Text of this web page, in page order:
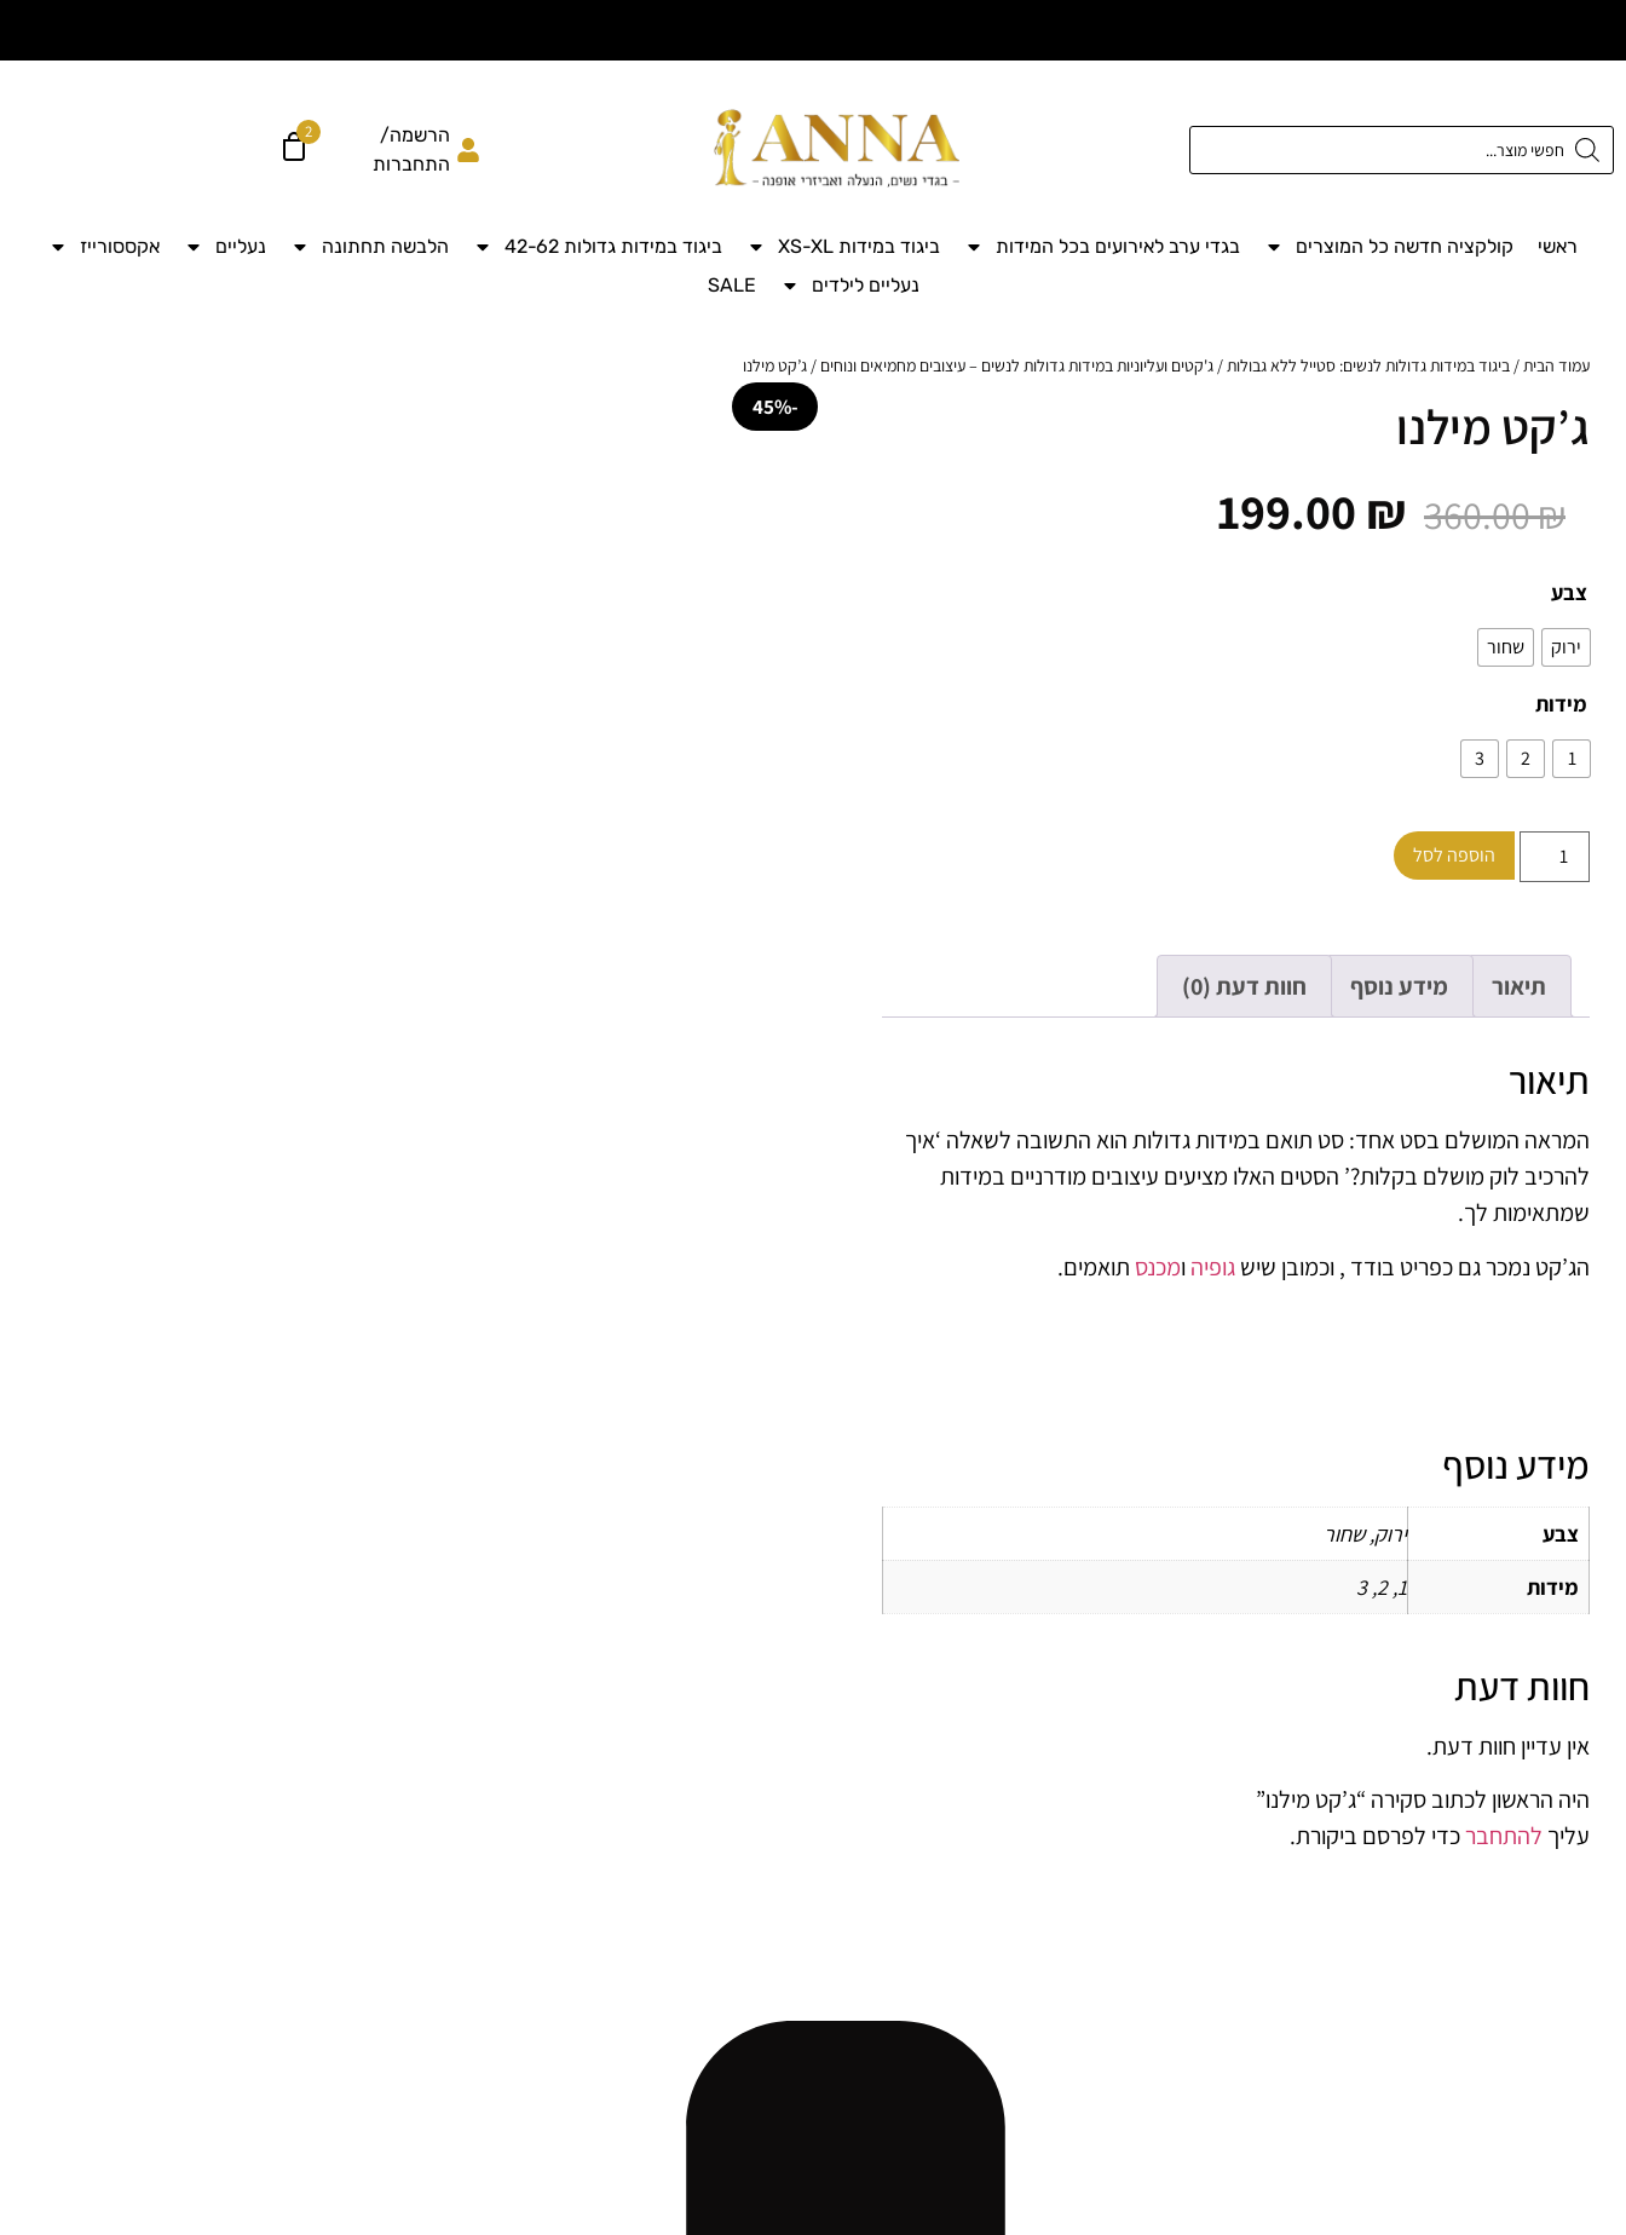
הרשמה/
התחברות
2
ראשי קולקציה חדשה כל המוצרים בגדי ערב לאירועים בכל המידות ביגוד במידות XS-XL ביגוד במידות גדולות 42-62 הלבשה תחתונה נעליים
אקססורייז
נעליים לילדים
SALE
עמוד הבית/ ביגוד במידות גדולות לנשים: סטייל ללא גבולות/ ג'קטים ועליוניות במידות גדולות לנשים – עיצובים מחמיאים ונוחים / ג’קט מילנו
ג’קט מילנו
360.00₪
199.00 ₪
צבע
ירוק שחור
מידות
1
2
3
הוספה לסל
תיאור מידע נוסף חוות דעת (0)
תיאור
המראה המושלם בסט אחד: סט תואם במידות גדולות הוא התשובה לשאלה ‘איך
להרכיב לוק מושלם בקלות?’ הסטים האלו מציעים עיצובים מודרניים במידות
שמתאימות לך.
הג’קט נמכר גם כפריט בודד , וכמובן שישגופיהומכנס תואמים.
מידע נוסף
צבע
ירוק, שחור
מידות
1, 2, 3
חוות דעת
אין עדיין חוות דעת.
היה הראשון לכתוב סקירה “ג’קט מילנו”
עליך להתחברכדי לפרסם ביקורת.
-45%